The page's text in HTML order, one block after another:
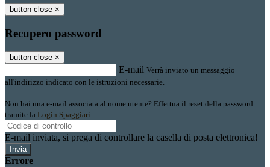
button close ×
Recupero password
button close ×
E-mail Verrà inviato un messaggio
all'indirizzo indicato con le istruzioni necessarie.
Non hai una e-mail associata al nome utente? Effettua il reset della password
tramite la Login Spaggiari
E-mail inviata, si prega di controllare la casella di posta elettronica!
Errore